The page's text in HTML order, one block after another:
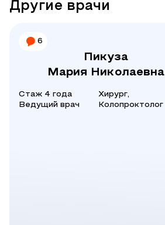
Другие врачи
6
Пикуза
Мария Николаевна
Стаж 4 года
Ведущий врач
Хирург,
Колопроктолог